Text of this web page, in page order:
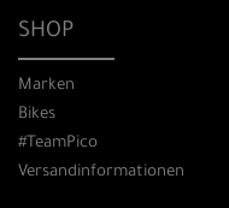
SHOP
Marken
Bikes
#TeamPico
Versandinformationen